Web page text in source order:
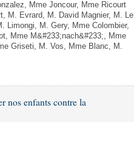
Mme Joncour, Mme Ricourt
M. Evrard, M. David Magnier, M. Le
Limongi, M. Gery, Mme Colombier,
Mme M&#233;nach&#233;, Mme
Griseti, M. Vos, Mme Blanc, M.
nos enfants contre la